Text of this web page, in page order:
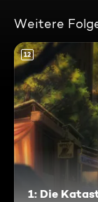
Weitere
12
1: Die